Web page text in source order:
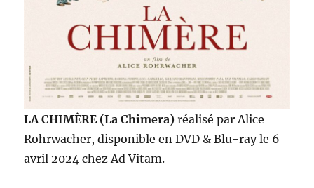
LA CHIMÈRE (La Chimera)réalisé par Alice
Rohrwacher, disponible en DVD & Blu-ray le 6
avril 2024 chez Ad Vitam.